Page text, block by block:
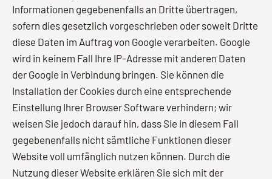
Informationen gegebenenfalls an Dritte übertragen,
sofern dies gesetzlich vorgeschrieben oder soweit Dritte
diese Daten im Auftrag von Google verarbeiten. Google
wird in keinem Fall Ihre IP-Adresse mit anderen Daten
der Google in Verbindung bringen. Sie können die
Installation der Cookies durch eine entsprechende
Einstellung Ihrer Browser Software verhindern; wir
weisen Sie jedoch darauf hin, dass Sie in diesem Fall
gegebenenfalls nicht sämtliche Funktionen dieser
Website voll umfänglich nutzen können. Durch die
Nutzung dieser Website erklären Sie sich mit der